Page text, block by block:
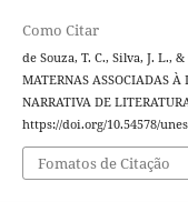
Como Citar
de Souza, T. C., Silva, J. L.,
MATERNAS ASSOCIADAS À
NARRATIVA DE
https://doi.org/10.54578/
Fomatos de Citação